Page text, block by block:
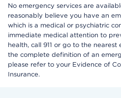
No emergency services are
reasonably believe you have an
which is a medical or psychiatric
immediate medical attention to
health, call 911 or go to the
the complete definition of an
please refer to your Evidence of
Insurance.